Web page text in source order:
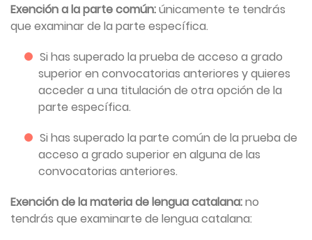
Exención a la parte común:únicamente te tendrás
que examinar de la parte específica.
Si has superado la prueba de acceso a grado
superior en convocatorias anteriores y quieres
acceder a una titulación de otra opción de la
parte específica.
Si has superado la parte común de la prueba de
acceso a grado superior en alguna de las
convocatorias anteriores.
Exención de la materia de lengua catalana:no
tendrás que examinarte de lengua catalana: